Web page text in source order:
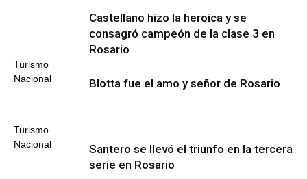
Turismo
Nacional
Castellano hizo la heroica y se
consagró campeón de la clase 3 en
Rosario
Turismo
Nacional
Blotta fue el amo y señor de Rosario
Santero se llevó el triunfo en la tercera
serie en Rosario